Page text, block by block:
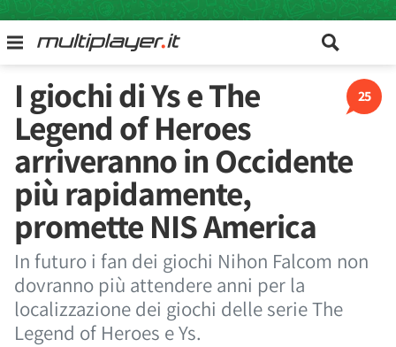
25
I giochi di Ys e The
Legend of Heroes
arriveranno in Occidente
più rapidamente,
promette NIS America
In futuro i fan dei giochi Nihon Falcom non
dovranno più attendere anni per la
localizzazione dei giochi delle serie The
Legend of Heroes e Ys.